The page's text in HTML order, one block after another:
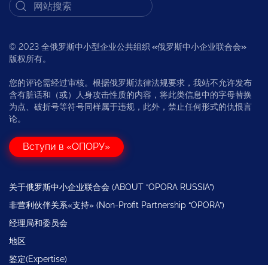
© 2023 全俄罗斯中小型企业公共组织 «俄罗斯中小企业联合会»
版权所有。
您的评论需经过审核。根据俄罗斯法律法规要求，我站不允许发布
含有脏话和（或）人身攻击性质的内容，将此类信息中的字母替换
为点、破折号等符号同样属于违规，此外，禁止任何形式的仇恨言
论。
Вступи в «ОПОРУ»
关于俄罗斯中小企业联合会 (ABOUT “OPORA RUSSIA”)
非营利伙伴关系«支持» (Non-Profit Partnership “OPORA”)
经理局和委员会
地区
鉴定(Expertise)